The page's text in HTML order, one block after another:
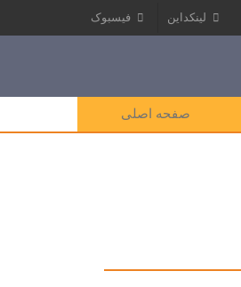
فیسبوک لینکداین
صفحه اصلی